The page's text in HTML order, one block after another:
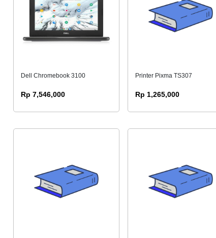
Dell Chromebook 3100
Rp 7,546,000
Printer Pixma TS307
Rp 1,265,000